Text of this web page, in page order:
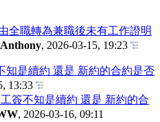
全職轉為兼職後未有工作證明
, 2026-03-15, 19:23
知是續約 還是 新約的合約是否
13:33
簽不知是續約 還是 新約的合
, 2026-03-16, 09:11